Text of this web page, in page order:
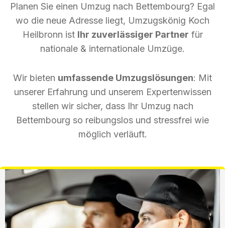
Planen Sie einen Umzug nach Bettembourg? Egal
wo die neue Adresse liegt, Umzugskönig Koch
Heilbronn ist Ihr zuverlässiger Partner für
nationale & internationale Umzüge.
Wir bieten umfassende Umzugslösungen: Mit
unserer Erfahrung und unserem Expertenwissen
stellen wir sicher, dass Ihr Umzug nach
Bettembourg so reibungslos und stressfrei wie
möglich verläuft.